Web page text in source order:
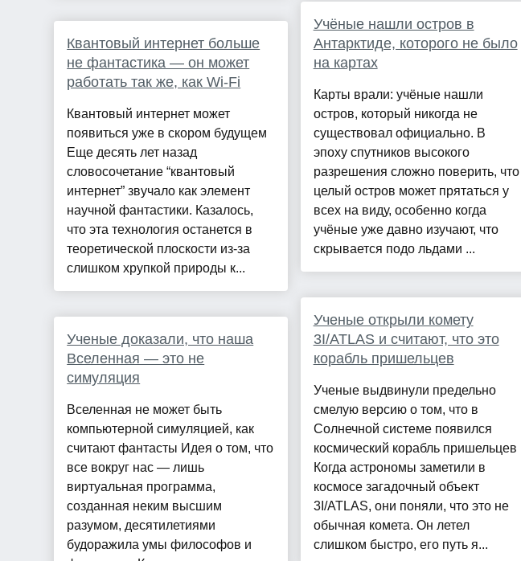
Квантовый интернет больше
не фантастика — он может
работать так же, как Wi-Fi
Квантовый интернет может
появиться уже в скором будущем
Еще десять лет назад
словосочетание “квантовый
интернет” звучало как элемент
научной фантастики. Казалось,
что эта технология останется в
теоретической плоскости из-за
слишком хрупкой природы к...
Ученые доказали, что наша
Вселенная — это не
симуляция
Вселенная не может быть
компьютерной симуляцией, как
считают фантасты Идея о том, что
все вокруг нас — лишь
виртуальная программа,
созданная неким высшим
разумом, десятилетиями
будоражила умы философов и
Учёные нашли остров в
Антарктиде, которого не было
на картах
Карты врали: учёные нашли
остров, который никогда не
существовал официально. В
эпоху спутников высокого
разрешения сложно поверить, что
целый остров может прятаться у
всех на виду, особенно когда
учёные уже давно изучают, что
скрывается подо льдами ...
Ученые открыли комету
3I/ATLAS и считают, что это
корабль пришельцев
Ученые выдвинули предельно
смелую версию о том, что в
Солнечной системе появился
космический корабль пришельцев
Когда астрономы заметили в
космосе загадочный объект
3I/ATLAS, они поняли, что это не
обычная комета. Он летел
слишком быстро, его путь я...